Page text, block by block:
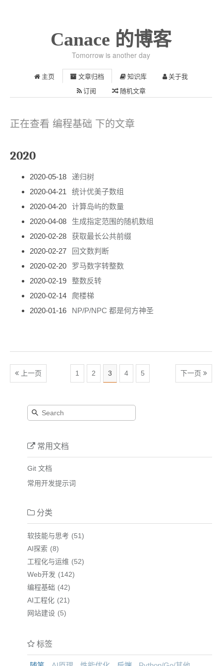
Canace 的博客
Tomorrow is another day
主页 文章归档 知识库 关于我
订阅 随机文章
正在查看 编程基础 下的文章
2020
2020-05-18
递归树
2020-04-21
统计优美子数组
2020-04-20
计算岛屿的数量
2020-04-08
生成指定范围的随机数组
2020-02-28
获取最长公共前缀
2020-02-27
回文数判断
2020-02-20
罗马数字转整数
2020-02-19
整数反转
2020-02-14
爬楼梯
2020-01-16
NP/P/NPC 都是何方神圣
上一页 1 2 3 4 5 下一页
常用文档
Git 文档
常用开发提示词
分类
软技能与思考
51
AI探索
8
工程化与运维
52
Web开发
142
编程基础
42
AI工程化
21
网站建设
5
标签